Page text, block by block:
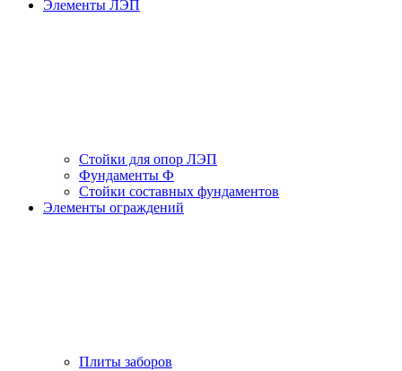
Элементы ЛЭП
Стойки для опор ЛЭП
Фундаменты Ф
Стойки составных фундаментов
Элементы ограждений
Плиты заборов